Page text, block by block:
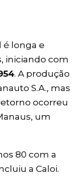
é longa e
iniciando com
. A produção
S.A., mas
ocorreu
um
80 com a
a Caloi.